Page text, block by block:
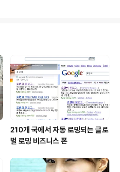
기로 말하는 개발자 실력 향
다는 말이 ..
210개 국에서 자동 로밍되는 글로
벌 로밍 비즈니스 폰